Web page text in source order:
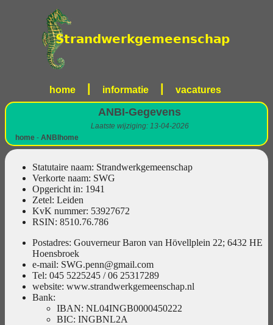
home informatie vacatures
ANBI-Gegevens
Laatste wijziging: 13-04-2026
home - ANBI home
Statutaire naam: Strandwerkgemeenschap
Verkorte naam: SWG
Opgericht in: 1941
Zetel: Leiden
KvK nummer: 53927672
RSIN: 8510.76.786
Postadres: Gouverneur Baron van Hövellplein 22; 6432 HE
Hoensbroek
e-mail: SWG.penn@gmail.com
Tel: 045 5225245 / 06 25317289
website: www.strandwerkgemeenschap.nl
Bank:
IBAN: NL04INGB0000450222
BIC: INGBNL2A